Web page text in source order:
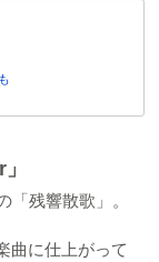
残響散歌」。
曲に仕上がって